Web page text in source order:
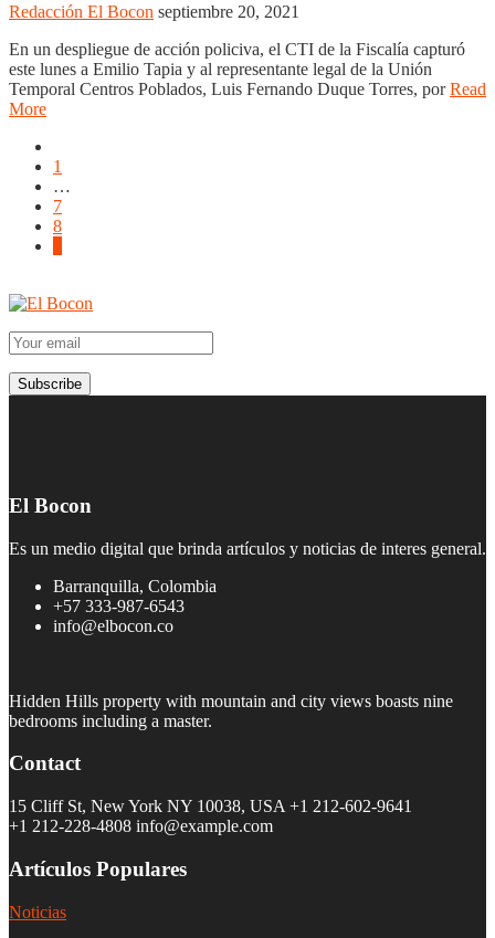
Redacción El Bocon septiembre 20, 2021
En un despliegue de acción policiva, el CTI de la Fiscalía capturó
este lunes a Emilio Tapia y al representante legal de la Unión
Temporal Centros Poblados, Luis Fernando Duque Torres, porRead
More
1
…
7
8
El Bocon
Es un medio digital que brinda artículos y noticias de interes general.
Barranquilla, Colombia
+57 333-987-6543
info@elbocon.co
Hidden Hills property with mountain and city views boasts nine
bedrooms including a master.
Contact
15 Cliff St, New York NY 10038, USA +1 212-602-9641
+1 212-228-4808 info@example.com
Artículos Populares
Noticias